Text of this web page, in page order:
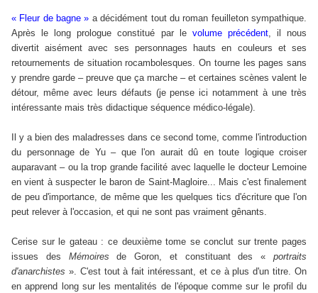
« Fleur de bagne » a décidément tout du roman feuilleton sympathique.
Après le long prologue constitué par le volume précédent, il nous
divertit aisément avec ses personnages hauts en couleurs et ses
retournements de situation rocambolesques. On tourne les pages sans
y prendre garde – preuve que ça marche – et certaines scènes valent le
détour, même avec leurs défauts (je pense ici notamment à une très
intéressante mais très didactique séquence médico-légale).
Il y a bien des maladresses dans ce second tome, comme l'introduction
du personnage de Yu – que l'on aurait dû en toute logique croiser
auparavant – ou la trop grande facilité avec laquelle le docteur Lemoine
en vient à suspecter le baron de Saint-Magloire... Mais c'est finalement
de peu d'importance, de même que les quelques tics d'écriture que l'on
peut relever à l'occasion, et qui ne sont pas vraiment gênants.
Cerise sur le gateau : ce deuxième tome se conclut sur trente pages
issues des
Mémoires de Goron, et constituant des «
portraits
d'anarchistes ». C'est tout à fait intéressant, et ce à plus d'un titre. On
en apprend long sur les mentalités de l'époque comme sur le profil du